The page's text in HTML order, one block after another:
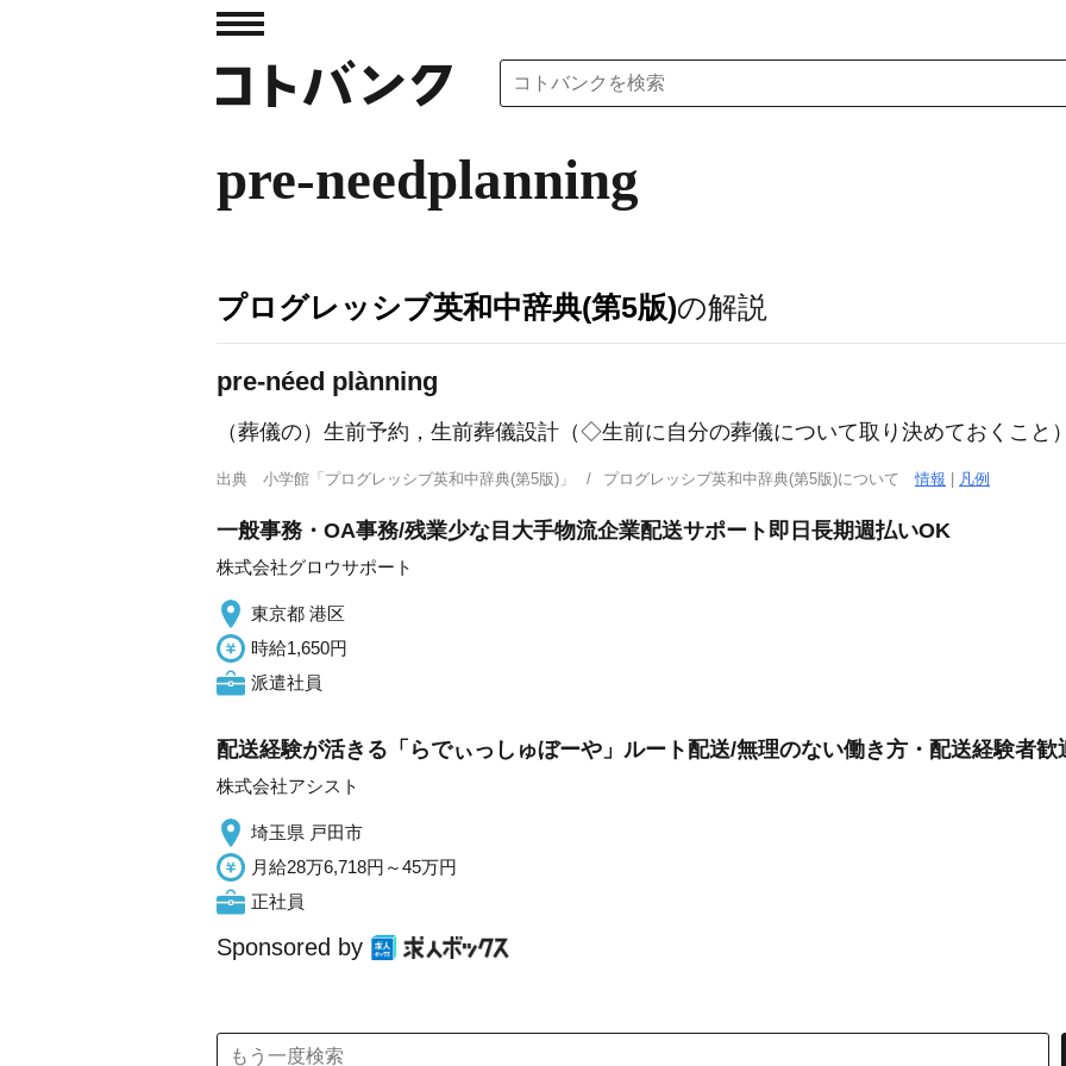
pre-needplanning
プログレッシブ英和中辞典(第5版)の解説
pre-néed plànning
（葬儀の）生前予約，生前葬儀設計（◇生前に自分の葬儀について取り決めておくこと
出典 小学館「プログレッシブ英和中辞典(第5版)」 プログレッシブ英和中辞典(第5版)について情報 凡例
一般事務・OA事務/残業少な目大手物流企業配送サポート即日長期週払いOK
株式会社グロウサポート
東京都 港区
時給1,650円
派遣社員
配送経験が活きる「らでぃっしゅぼーや」ルート配送/無理のない働き方・配送経験者歓
株式会社アシスト
埼玉県 戸田市
月給28万6,718円～45万円
正社員
Sponsored by